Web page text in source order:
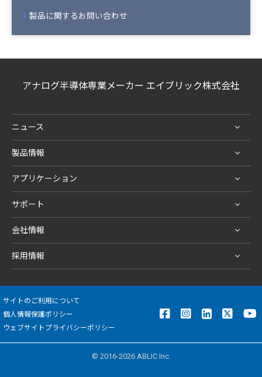
製品に関するお問い合わせ
アナログ半導体専業メーカー エイブリック株式会社
ニュース
製品情報
アプリケーション
サポート
会社情報
採用情報
サイトのご利用について
個人情報保護ポリシー
ウェブサイトプライバシーポリシー
© 2016-2026 ABLIC Inc.